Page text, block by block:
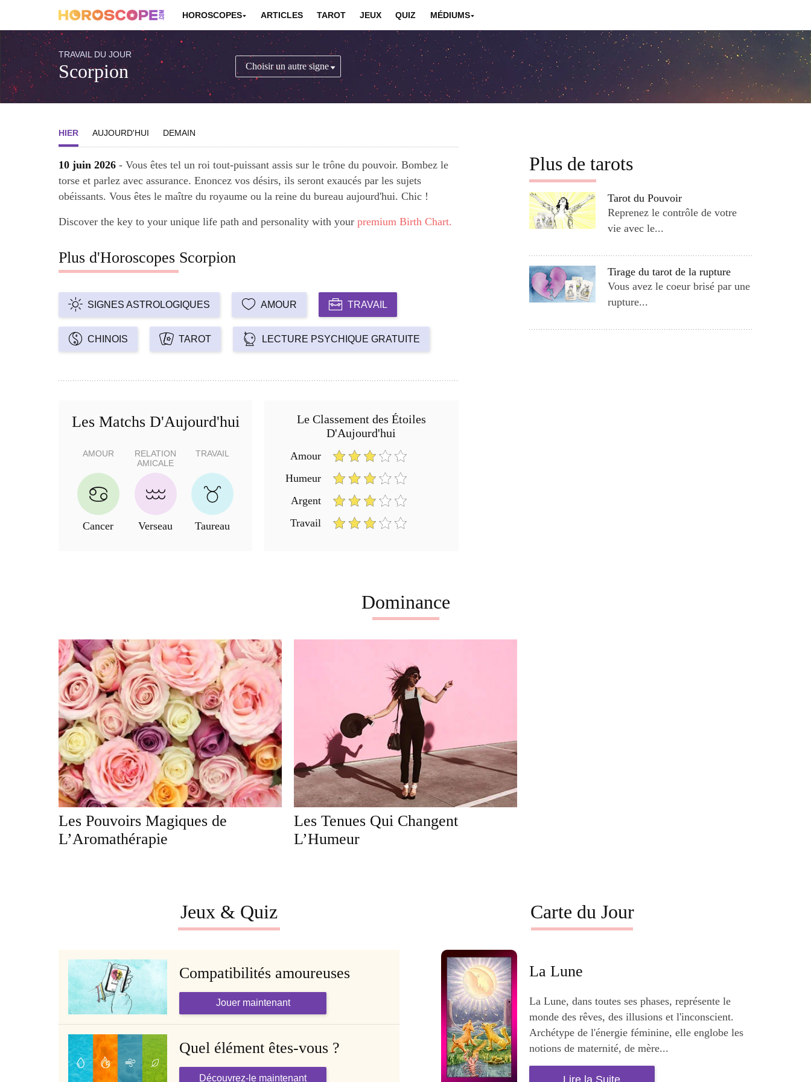
HOROSCOPES ARTICLES TAROT JEUX QUIZ MÉDIUMS
TRAVAIL DU JOUR
Scorpion
HIER AUJOURD'HUI DEMAIN
10 juin 2026 - Vous êtes tel un roi tout-puissant assis sur le trône du pouvoir. Bombez le
torse et parlez avec assurance. Enoncez vos désirs, ils seront exaucés par les sujets
obéissants. Vous êtes le maître du royaume ou la reine du bureau aujourd'hui. Chic !
Discover the key to your unique life path and personality with your premium Birth Chart.
Plus d'Horoscopes Scorpion
SIGNES ASTROLOGIQUES AMOUR TRAVAIL
CHINOIS TAROT LECTURE PSYCHIQUE GRATUITE
Les Matchs D'Aujourd'hui
AMOUR
Cancer
RELATION
AMICALE
Verseau
TRAVAIL
Taureau
Le Classement des Étoiles
D'Aujourd'hui
Amour
Humeur
Argent
Travail
Plus de tarots
Tarot du Pouvoir
Reprenez le contrôle de votre
vie avec le...
Tirage du tarot de la rupture
Vous avez le coeur brisé par une
rupture...
Dominance
Les Pouvoirs Magiques de
L’Aromathérapie
Les Tenues Qui Changent
L’Humeur
Jeux & Quiz
Compatibilités amoureuses
Jouer maintenant
Quel élément êtes-vous ?
Découvrez-le maintenant
Carte du Jour
La Lune
La Lune, dans toutes ses phases, représente le
monde des rêves, des illusions et l'inconscient.
Archétype de l'énergie féminine, elle englobe les
notions de maternité, de mère...